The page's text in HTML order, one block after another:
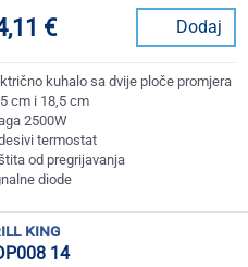
€ Dodaj
kuhalo sa dvije ploče promjera
cm i 18,5 cm
2500W
termostat
od pregrijavanja
diode
king
14